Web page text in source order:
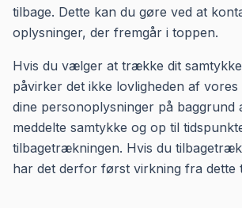
tilbage. Dette kan du gøre ved at
oplysninger, der fremgår i toppen.
Hvis du vælger at trække dit
påvirker det ikke lovligheden af
dine personoplysninger på baggrund
meddelte samtykke og op til
tilbagetrækningen. Hvis du
har det derfor først virkning fra dette